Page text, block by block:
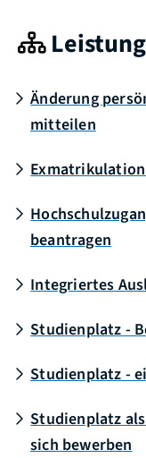
Änderung
mitteilen
beantragen
Integriertes
Studienplatz -
Studienplatz -
Studienplatz
sich bewerben